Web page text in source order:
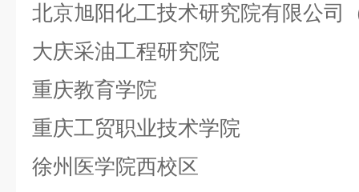
北京旭阳化工技术研究院有限公司
大庆采油工程研究院
重庆教育学院
重庆工贸职业技术学院
徐州医学院西校区